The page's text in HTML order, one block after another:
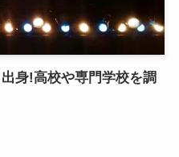
身!高校や専門学校を調